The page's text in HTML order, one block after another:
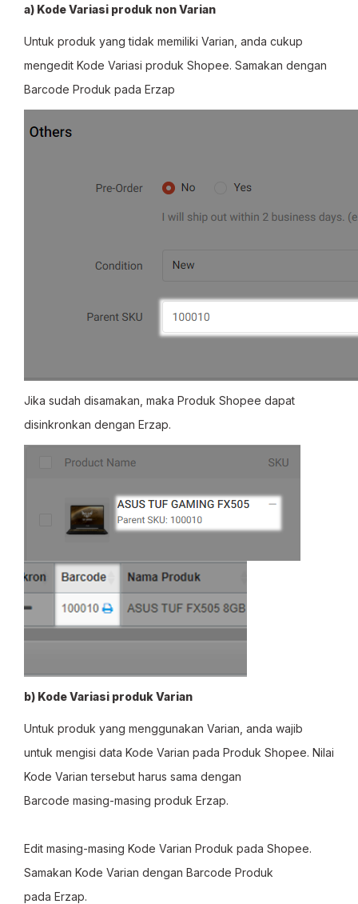
a) Kode Variasi produk non Varian
Untuk produk yang tidak memiliki Varian, anda cukup
mengedit Kode Variasi produk Shopee. Samakan dengan
Barcode Produk pada Erzap
Jika sudah disamakan, maka Produk Shopee dapat
disinkronkan dengan Erzap.
b) Kode Variasi produk Varian
Untuk produk yang menggunakan Varian, anda wajib
untuk mengisi data Kode Varian pada Produk Shopee. Nilai
Kode Varian tersebut harus sama dengan
Barcode masing-masing produk Erzap.
Edit masing-masing Kode Varian Produk pada Shopee.
Samakan Kode Varian dengan Barcode Produk
pada Erzap.